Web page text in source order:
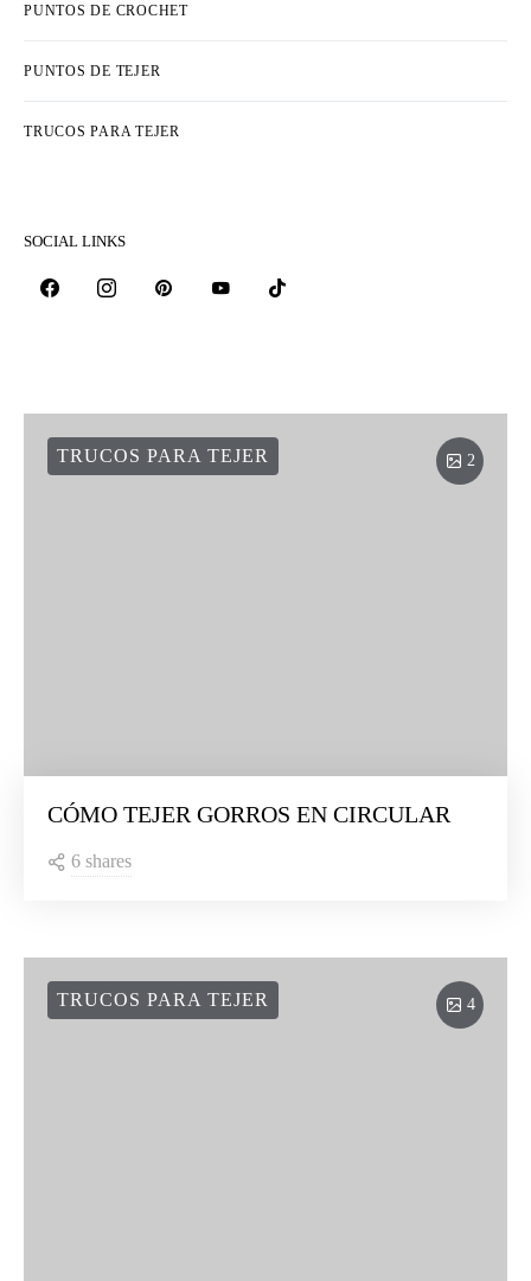
PUNTOS DE CROCHET
PUNTOS DE TEJER
TRUCOS PARA TEJER
SOCIAL LINKS
2
TRUCOS PARA TEJER
CÓMO TEJER GORROS EN CIRCULAR
6 shares
4
TRUCOS PARA TEJER